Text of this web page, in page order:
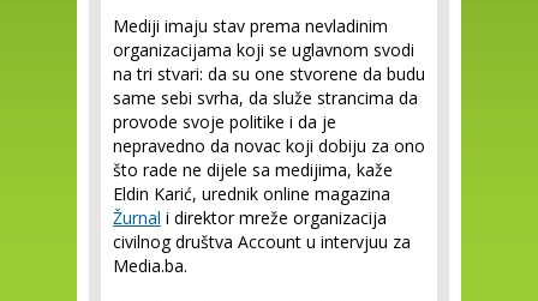
Mediji imaju stav prema nevladinim
organizacijama koji se uglavnom svodi
na tri stvari: da su one stvorene da budu
same sebi svrha, da služe strancima da
provode svoje politike i da je
nepravedno da novac koji dobiju za ono
što rade ne dijele sa medijima, kaže
Eldin Karić, urednik online magazina
Žurnal i direktor mreže organizacija
civilnog društva Account u intervjuu za
Media.ba.